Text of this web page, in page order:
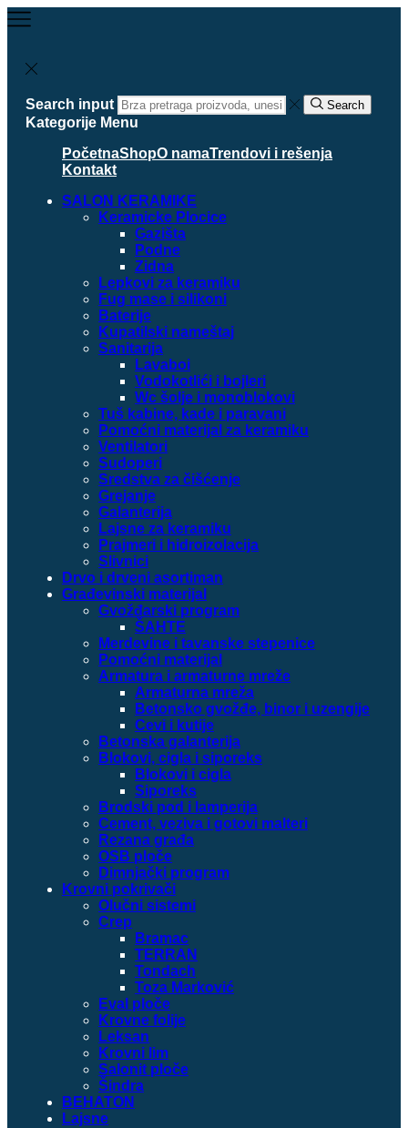
Search input Search
Kategorije Menu
PočetnaShopO namaTrendovi i rešenja
Kontakt
SALON KERAMIKE
Keramicke Plocice
Gazišta
Podne
Zidna
Lepkovi za keramiku
Fug mase i silikoni
Baterije
Kupatilski nameštaj
Sanitarija
Lavaboi
Vodokotlići i bojleri
Wc šolje i monoblokovi
Tuš kabine, kade i paravani
Pomoćni materijal za keramiku
Ventilatori
Sudoperi
Sredstva za čišćenje
Grejanje
Galanterija
Lajsne za keramiku
Prajmeri i hidroizolacija
Slivnici
Drvo i drveni asortiman
Građevinski materijal
Gvožđarski program
ŠAHTE
Merdevine i tavanske stepenice
Pomoćni materijal
Armatura i armaturne mreže
Armaturna mreža
Betonsko gvožđe, binor i uzengije
Cevi i kutije
Betonska galanterija
Blokovi, cigla i siporeks
Blokovi i cigla
Siporeks
Brodski pod i lamperija
Cement, veziva i gotovi malteri
Rezana građa
OSB ploče
Dimnjački program
Krovni pokrivači
Olučni sistemi
Crep
Bramac
TERRAN
Tondach
Toza Marković
Eval ploče
Krovne folije
Leksan
Krovni lim
Salonit ploče
Šindra
BEHATON
Lajsne